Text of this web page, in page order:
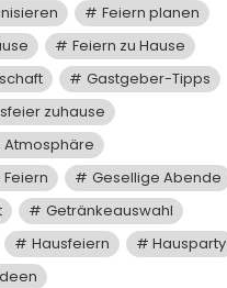
Feiern planen
Feiern zu Hause
Gastgeber-Tipps
zuhause
Atmosphäre
Gesellige Abende
Getränkeauswahl
Hausfeiern
Hausparty